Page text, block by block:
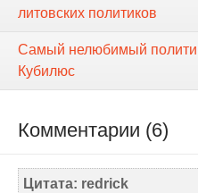
литовских политиков
Самый нелюбимый
Кубилюс
Комментарии (6)
Цитата: redrick